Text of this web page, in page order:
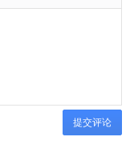
提交评论